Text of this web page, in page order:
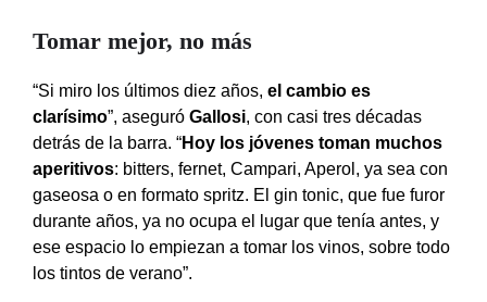
Tomar mejor, no más
“Si miro los últimos diez años, el cambio es
clarísimo”, aseguró Gallosi, con casi tres décadas
detrás de la barra. “Hoy los jóvenes toman muchos
aperitivos: bitters, fernet, Campari, Aperol, ya sea con
gaseosa o en formato spritz. El gin tonic, que fue furor
durante años, ya no ocupa el lugar que tenía antes, y
ese espacio lo empiezan a tomar los vinos, sobre todo
los tintos de verano”.